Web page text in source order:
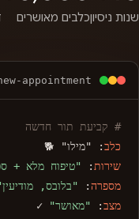
שנות ניסיוןכלבים מאושרים
appointment
# קביעת תור חדשה
כלב: "מילו" 🐕
שירות : "טיפוח מלא +
מספרה: "בלובס,
מצב: "מאושר" ✓